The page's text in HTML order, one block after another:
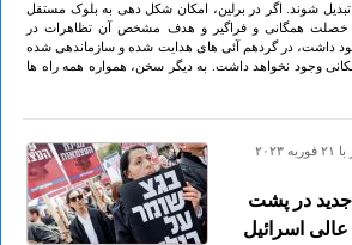
تبدیل شوند. اگر در برلین، امکان شکل دهی به بلوک مستقل
خصلت همگانی و فراگیر و هدف مشخص آن تظاهرات در
داشت، در گردهم آئی های هدایت شده و سازماندهی شده
وجود نخواهد داشت. به دیگر سخن، همواره همه راه ها
در پشت
اسرائیل